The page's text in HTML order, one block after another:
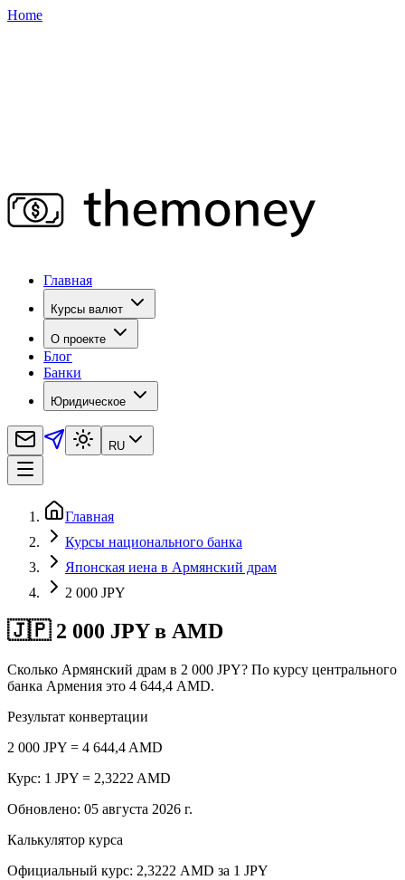
Home
Главная
Курсы валют
О проекте
Блог
Банки
Юридическое
RU
Главная
Курсы национального банка
Японская иена в Армянский драм
2 000 JPY
🇯🇵 2 000 JPY в AMD
Сколько Армянский драм в 2 000 JPY? По курсу центрального
банка Армения это 4 644,4 AMD.
Результат конвертации
2 000 JPY = 4 644,4 AMD
Курс: 1 JPY = 2,3222 AMD
Обновлено: 05 августа 2026 г.
Калькулятор курса
Официальный курс: 2,3222 AMD за 1 JPY